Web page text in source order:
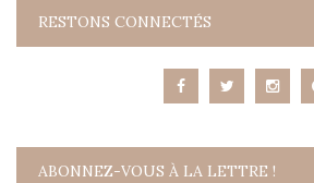
RESTONS CONNECTÉS
ABONNEZ-VOUS À LA LETTRE !